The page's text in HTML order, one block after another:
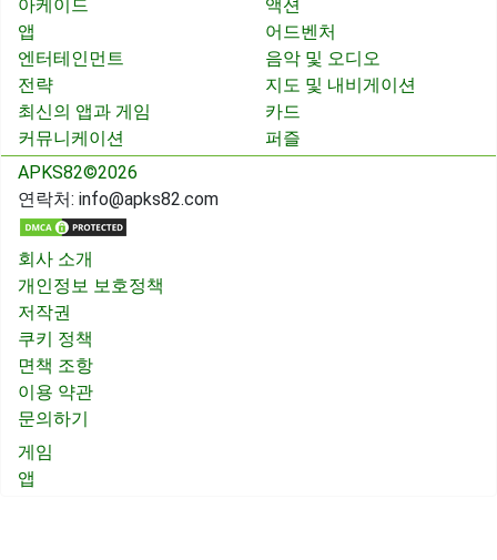
아케이드
액션
앱
어드벤처
엔터테인먼트
음악 및 오디오
전략
지도 및 내비게이션
최신의 앱과 게임
카드
커뮤니케이션
퍼즐
APKS82©2026
연락처: info@apks82.com
회사 소개
개인정보 보호정책
저작권
쿠키 정책
면책 조항
이용 약관
문의하기
게임
앱